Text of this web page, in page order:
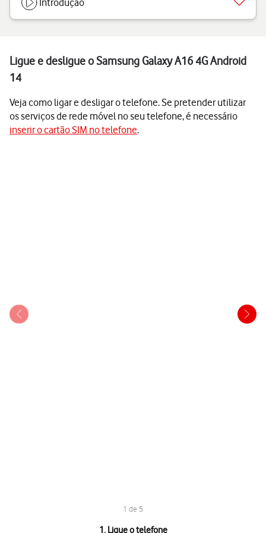
Introdução
Ligue e desligue o Samsung Galaxy A16 4G Android
14
Veja como ligar e desligar o telefone. Se pretender utilizar
os serviços de rede móvel no seu telefone, é necessário
inserir o cartão SIM no telefone.
1 de 5
1. Ligue o telefone